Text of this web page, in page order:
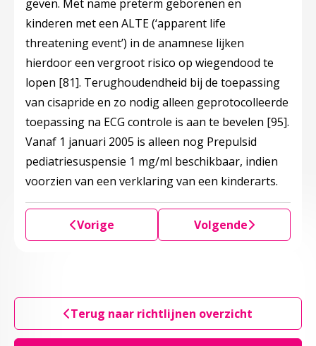
geven. Met name preterm geborenen en
kinderen met een ALTE (‘apparent life
threatening event’) in de anamnese lijken
hierdoor een vergroot risico op wiegendood te
lopen [81]. Terughoudendheid bij de toepassing
van cisapride en zo nodig alleen geprotocolleerde
toepassing na ECG controle is aan te bevelen [95].
Vanaf 1 januari 2005 is alleen nog Prepulsid
pediatriesuspensie 1 mg/ml beschikbaar, indien
voorzien van een verklaring van een kinderarts.
Vorige Volgende
Terug naar richtlijnen overzicht